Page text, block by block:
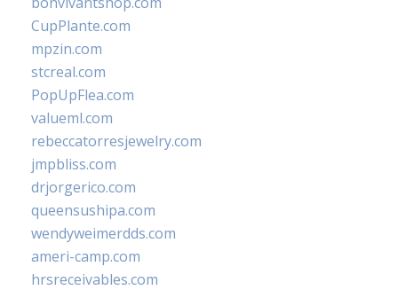
CupPlante.com
mpzin.com
stcreal.com
PopUpFlea.com
valueml.com
rebeccatorresjewelry.com
jmpbliss.com
drjorgerico.com
queensushipa.com
wendyweimerdds.com
ameri-camp.com
hrsreceivables.com